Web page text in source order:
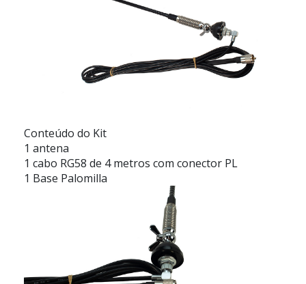
Conteúdo do Kit
1 antena
1 cabo RG58 de 4 metros com conector PL
1 Base Palomilla